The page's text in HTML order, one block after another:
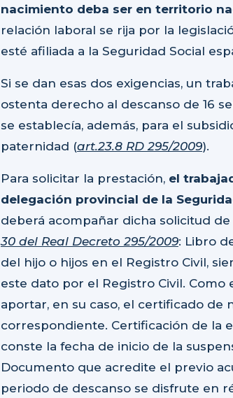
nacimiento deba ser en territorio
relación laboral se rija por la
esté afiliada a la Seguridad Social
Si se dan esas dos exigencias, un
ostenta derecho al descanso de 16
se establecía, además, para el
paternidad (art.23.8 RD 295/2009).
Para solicitar la prestación, el
delegación provincial de la
deberá acompañar dicha solicitud
30 del Real Decreto 295/2009: Libro
del hijo o hijos en el Registro Civil,
este dato por el Registro Civil.
aportar, en su caso, el certificado de
correspondiente. Certificación de la
conste la fecha de inicio de la
Documento que acredite el previo
periodo de descanso se disfrute en